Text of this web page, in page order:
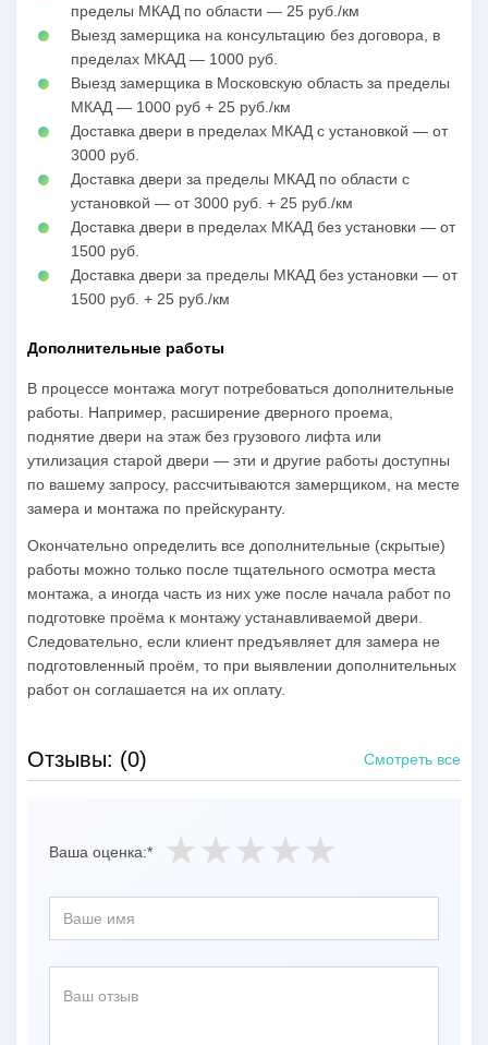
пределы МКАД по области — 25 руб./км
Выезд замерщика на консультацию без договора, в
пределах МКАД — 1000 руб.
Выезд замерщика в Московскую область за пределы
МКАД — 1000 руб + 25 руб./км
Доставка двери в пределах МКАД с установкой — от
3000 руб.
Доставка двери за пределы МКАД по области с
установкой — от 3000 руб. + 25 руб./км
Доставка двери в пределах МКАД без установки — от
1500 руб.
Доставка двери за пределы МКАД без установки — от
1500 руб. + 25 руб./км
Дополнительные работы
В процессе монтажа могут потребоваться дополнительные
работы. Например, расширение дверного проема,
поднятие двери на этаж без грузового лифта или
утилизация старой двери — эти и другие работы доступны
по вашему запросу, рассчитываются замерщиком, на месте
замера и монтажа по прейскуранту.
Окончательно определить все дополнительные (скрытые)
работы можно только после тщательного осмотра места
монтажа, а иногда часть из них уже после начала работ по
подготовке проёма к монтажу устанавливаемой двери.
Следовательно, если клиент предъявляет для замера не
подготовленный проём, то при выявлении дополнительных
работ он соглашается на их оплату.
Отзывы: (0) Смотреть все
Ваша оценка:*